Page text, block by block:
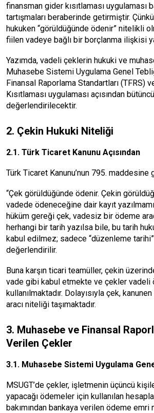
finansman gider kısıtlaması uygulaması
tartışmaları beraberinde getirmiştir.
hukuken “görüldüğünde ödenir” nitelikli
fiilen vadeye bağlı bir borçlanma ilişkisi
Yazımda, vadeli çeklerin hukuki ve
Muhasebe Sistemi Uygulama Genel
Finansal Raporlama Standartları (TFRS)
Kısıtlaması uygulaması açısından
değerlendirilecektir.
2. Çekin Hukuki Niteliği
2.1. Türk Ticaret Kanunu Açısından
Türk Ticaret Kanunu’nun 795. maddesine
“Çek görüldüğünde ödenir. Çekin
vadede ödeneceğine dair kayıt
hüküm gereği çek, vadesiz bir ödeme
herhangi bir tarih yazılsa bile, bu tarih
kabul edilmez; sadece “düzenleme
değerlendirilir.
Buna karşın ticari teamüller, çekin
vade gibi kabul etmekte ve çekler vadeli
kullanılmaktadır. Dolayısıyla çek,
aracı niteliği taşımaktadır.
3. Muhasebe ve Finansal
Verilen Çekler
3.1. Muhasebe Sistemi Uygulama
MSUGT’de çekler, işletmenin üçüncü
yapacağı ödemeler için kullanılan
bakımından bankaya verilen ödeme emri